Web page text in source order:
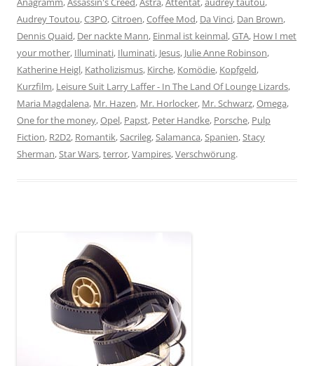
Audrey Toutou,C3PO,Citroen,Coffee Mod, Da Vinci, Dan Brown,
Dennis Quaid, Der nackte Mann, Einmal ist keinmal,GTA, How I met
your mother, Illuminati, Iluminati, Jesus, Julie Anne Robinson,
Katherine Heigl, Katholizismus, Kirche, Komödie, Kopfgeld,
Kurzfilm, Leisure Suit Larry Laffer - In The Land Of Lounge Lizards,
Maria Magdalena, Mr. Hazen, Mr. Horlocker, Mr. Schwarz,Omega,
One for the money,Opel, Papst, Peter Handke, Porsche, Pulp
Fiction, R2D2, Romantik,Sacrileg,Salamanca,Spanien,Stacy
Sherman,Star Wars,terror,Vampires,Verschwörung.